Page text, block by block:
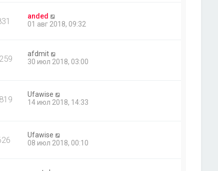
anded
01 авг 2018, 09:32
afdmit
30 июл 2018, 03:00
Ufawise
14 июл 2018, 14:33
Ufawise
08 июл 2018, 00:10